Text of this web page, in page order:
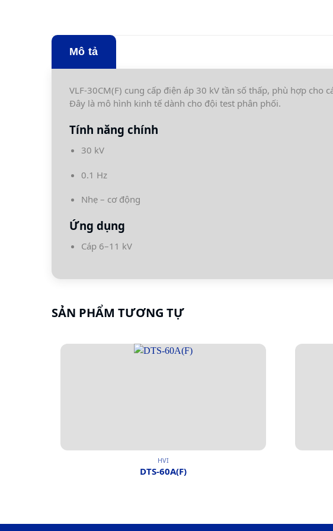
Mô tả
VLF-30CM(F) cung cấp điện áp 30 kV tần số thấp, phù hợp cho
Đây là mô hình kinh tế dành cho đội test phân phối.
Tính năng chính
30 kV
0.1 Hz
Nhẹ – cơ động
Ứng dụng
Cáp 6–11 kV
SẢN PHẨM TƯƠNG TỰ
HVI
DTS-60A(F)